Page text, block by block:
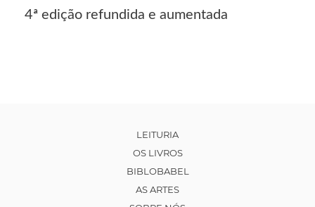
4ª edição refundida e aumentada
LEITURIA
OS LIVROS
BIBLOBABEL
AS ARTES